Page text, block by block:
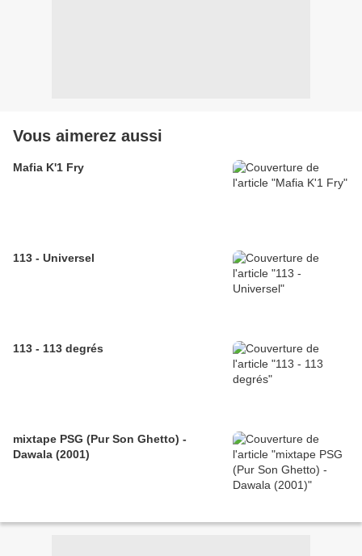
Vous aimerez aussi
Mafia K'1 Fry
113 - Universel
113 - 113 degrés
mixtape PSG (Pur Son Ghetto) -
Dawala (2001)